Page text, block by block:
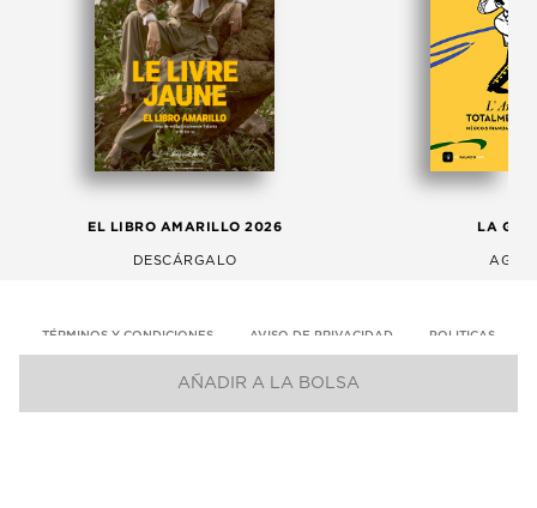
AÑADIR A LA BOLSA
EL LIBRO AMARILLO 2026
DESCÁRGALO
LA
TÉRMINOS Y CONDICIONES AVISO DE PRIVACIDAD POLITICAS